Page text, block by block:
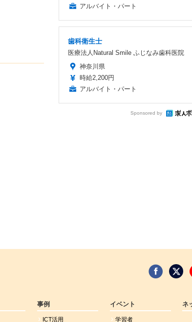
アルバイト・パート
歯科衛生士
医療法人Natural Smile ふじなみ歯科医院
神奈川県
時給2,200円
アルバイト・パート
Sponsored by
事例
ICT活用
イベント
学習者
ネ